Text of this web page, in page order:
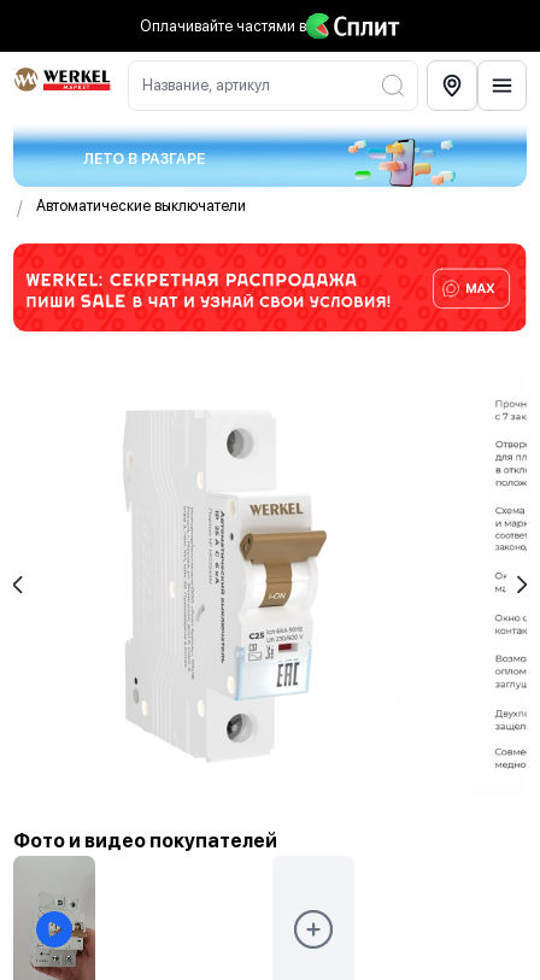
Оплачивайте частями в
Название, артикул
ЛЕТО В РАЗГАРЕ
/ Автоматические выключатели
Фото и видео покупателей